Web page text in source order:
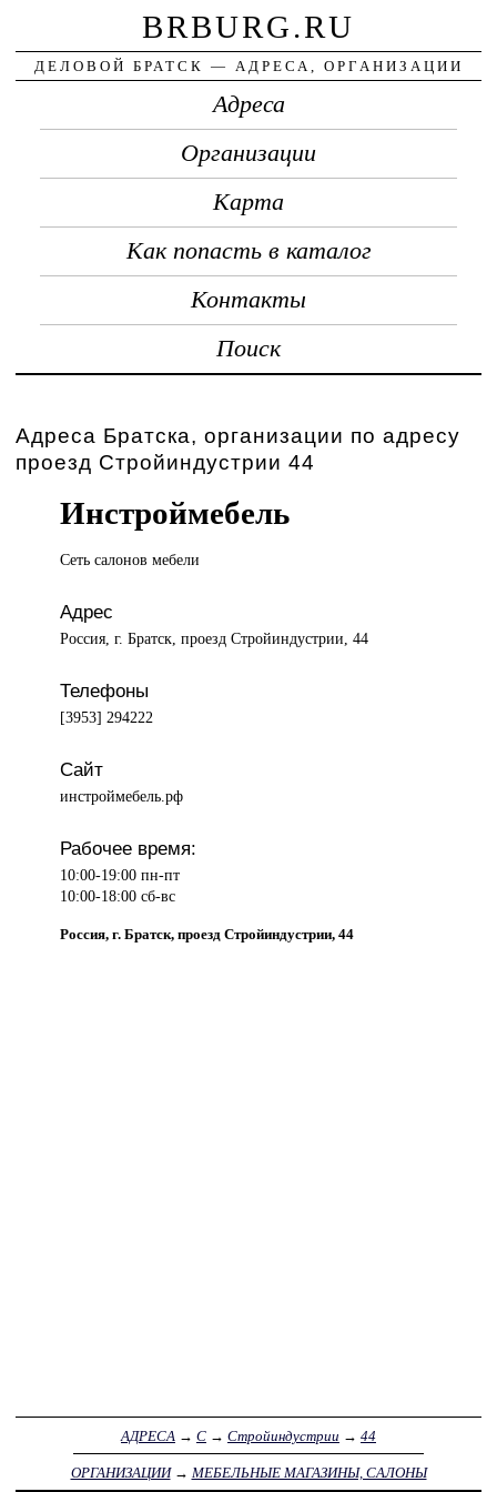
BRBURG.RU
ДЕЛОВОЙ БРАТСК — АДРЕСА, ОРГАНИЗАЦИИ
Адреса
Организации
Карта
Как попасть в каталог
Контакты
Поиск
Адреса Братска, организации по адресу
проезд Стройиндустрии 44
Инстроймебель
Сеть салоновмебели
Адрес
Россия, г. Братск, проезд Стройиндустрии, 44
Телефоны
[3953] 294222
Сайт
инстроймебель.рф
Рабочее время:
10:00-19:00 пн-пт
10:00-18:00 сб-вс
Россия, г. Братск, проезд Стройиндустрии, 44
АДРЕСА → С → Стройиндустрии → 44
ОРГАНИЗАЦИИ→ МЕБЕЛЬНЫЕ МАГАЗИНЫ, САЛОНЫ